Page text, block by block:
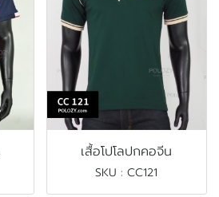
เสื้อโปโลปกคอจีน
SKU : CC121